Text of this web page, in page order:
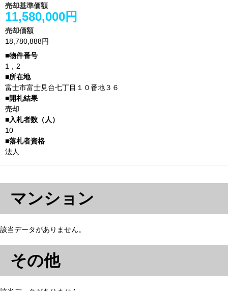
売却基準価額
11,580,000円
売却価額
18,780,888円
1，2
富士市富士見台七丁目１０番地３６
売却
10
法人
マンション
該当データがありません。
その他